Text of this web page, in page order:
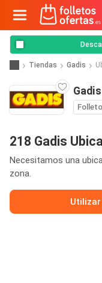
Tiendas Gadis
218 Gadis
Necesitamos una
zona.